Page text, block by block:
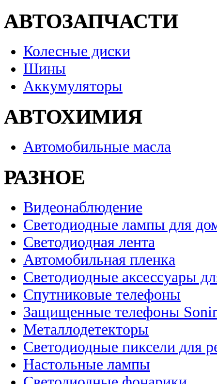
АВТОЗАПЧАСТИ
Колесные диски
Шины
Аккумуляторы
АВТОХИМИЯ
Автомобильные масла
РАЗНОЕ
Видеонаблюдение
Светодиодные лампы для
Светодиодная лента
Автомобильная пленка
Светодиодные аксессуары
Спутниковые телефоны
Защищенные телефоны
Металлодетекторы
Светодиодные пиксели для
Настольные лампы